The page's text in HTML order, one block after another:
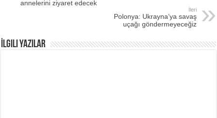
annelerini ziyaret edecek
İleri
Polonya: Ukrayna’ya savaş
uçağı göndermeyeceğiz
İlgili Yazılar